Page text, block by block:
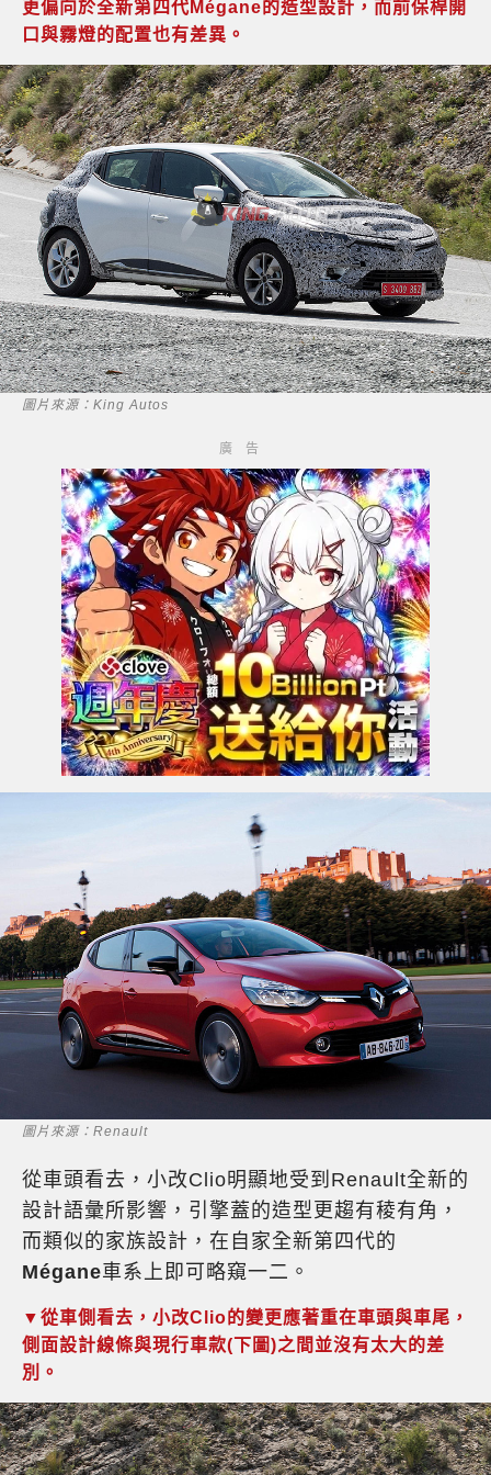
更偏向於全新第四代Mégane的造型設計，而前保桿開
口與霧燈的配置也有差異。
圖片來源：King Autos
圖片來源：Renault
從車頭看去，小改Clio明顯地受到Renault全新的
設計語彙所影響，引擎蓋的造型更趨有稜有角，
而類似的家族設計，在自家全新第四代的
Mégane車系上即可略窺一二。
▼從車側看去，小改Clio的變更應著重在車頭與車尾，
側面設計線條與現行車款(下圖)之間並沒有太大的差
別。